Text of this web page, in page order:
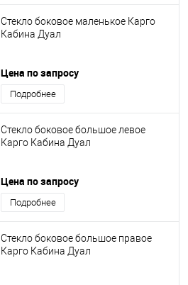
Стекло боковое маленькое Карго
Кабина Дуал
Цена по запросу
Подробнее
Стекло боковое большое левое
Карго Кабина Дуал
Цена по запросу
Подробнее
Стекло боковое большое правое
Карго Кабина Дуал